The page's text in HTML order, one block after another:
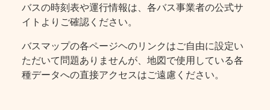
バスの時刻表や運行情報は、各バス事業者の公式サ
イトよりご確認ください。
バスマップの各ページヘのリンクはご自由に設定い
ただいて問題ありませんが、地図で使用している各
種データへの直接アクセスはご遠慮ください。